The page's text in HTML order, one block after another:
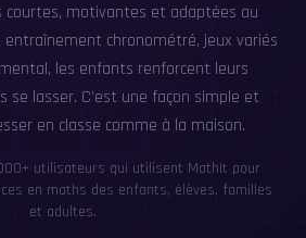
courtes, motivantes et adaptées au
entraînement chronométré, jeux variés
les enfants renforcent leurs
se lasser. C’est une façon simple et
en classe comme à la maison.
utilisateurs qui utilisent MathIt pour
en maths des enfants, élèves, familles
et adultes.